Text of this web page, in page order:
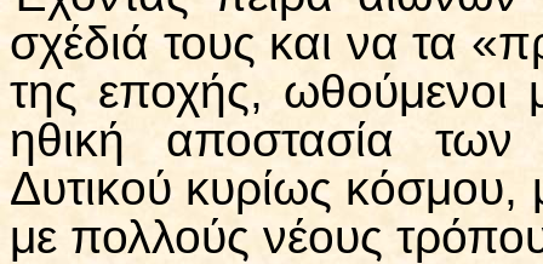
σχέδιά τους και να τα
της εποχής, ωθούμενοι
ηθική αποστασία
Δυτικού κυρίως κόσμου,
με πολλούς νέους